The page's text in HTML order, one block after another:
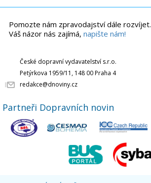
Pomozte nám zpravodajství dále rozvíjet.
Váš názor nás zajímá, napište nám!
České dopravní vydavatelství s.r.o.
Petýrkova 1959/11, 148 00 Praha 4
redakce@dnoviny.cz
Partneři Dopravních novin